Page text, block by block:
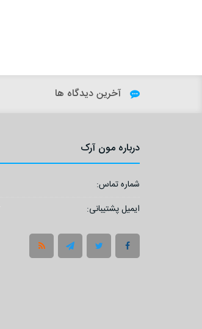
آخرین دیدگاه ها
درباره مون آرک
شماره تماس:
ایمیل پشتیبانی: